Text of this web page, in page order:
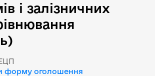
і залізничних
форму оголошення